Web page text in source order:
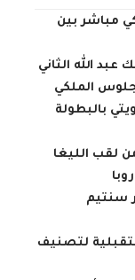
مباشر بين
عبد الله الثاني
الملكي
بالبطولة
لقب الليغا
تساهم ب 60 مليار سنتيم
لتصنيف